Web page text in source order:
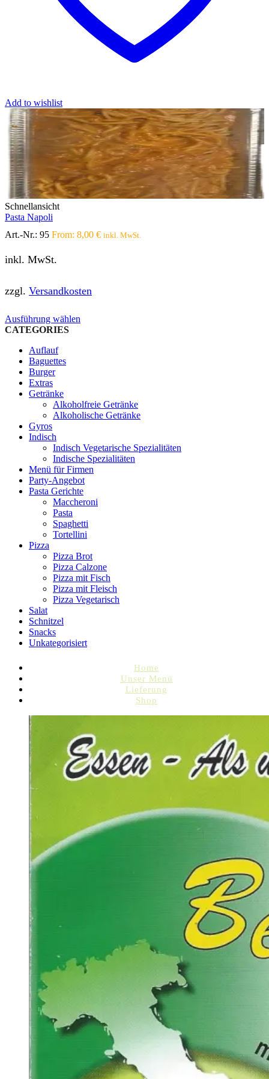
Add to wishlist
Schnellansicht
Pasta Napoli
Art.-Nr.: 95 From: 8,00 € inkl. MwSt.
inkl. MwSt.
zzgl. Versandkosten
Ausführung wählen
können
auf
gewählt
werden
CATEGORIES
Auflauf
Baguettes
Burger
Extras
Getränke
Alkoholfreie Getränke
Alkoholische Getränke
Gyros
Indisch
Indisch Vegetarische Spezialitäten
Indische Spezialitäten
Menü für Firmen
Party-Angebot
Pasta Gerichte
Maccheroni
Pasta
Spaghetti
Tortellini
Pizza
Pizza Brot
Pizza Calzone
Pizza mit Fisch
Pizza mit Fleisch
Pizza Vegetarisch
Salat
Schnitzel
Snacks
Unkategorisiert
Home
Unser Menü
Lieferung
Shop